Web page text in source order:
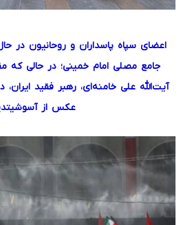
اعضای سپاه پاسداران و روحانیون در
جامع مصلی امام خمینی؛ در حالی که
آیت‌الله علی خامنه‌ای، رهبر فقید
عکس از